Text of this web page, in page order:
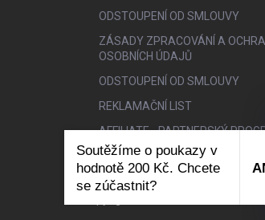
ODSTOUPENÍ OD SMLOUVY
ZÁSADY ZPRACOVÁNÍ A
OSOBNÍCH ÚDAJŮ
ODSTOUPENÍ OD SMLOUVY
REKLAMAČNÍ LIST
AFFILIATE - PARTNERSKÝ
.
Soutěžíme o poukazy v
hodnotě 200 Kč. Chcete
se zúčastnit?